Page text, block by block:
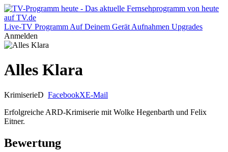
Live-TV Programm Auf Deinem Gerät Aufnahmen Upgrades
Anmelden
Alles Klara
KrimiserieD FacebookXE-Mail
Erfolgreiche ARD-Krimiserie mit Wolke Hegenbarth und Felix
Eitner.
Bewertung